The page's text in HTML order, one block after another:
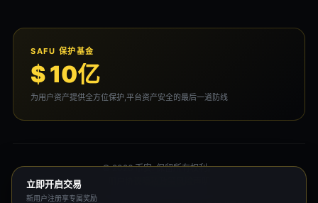
SAFU 保护基金
$ 10亿
为用户资产提供全方位保护,平台资产安全的最后一道防线
© 2026 币安. 保留所有权利。
立即开启交易
新用户注册享专属奖励